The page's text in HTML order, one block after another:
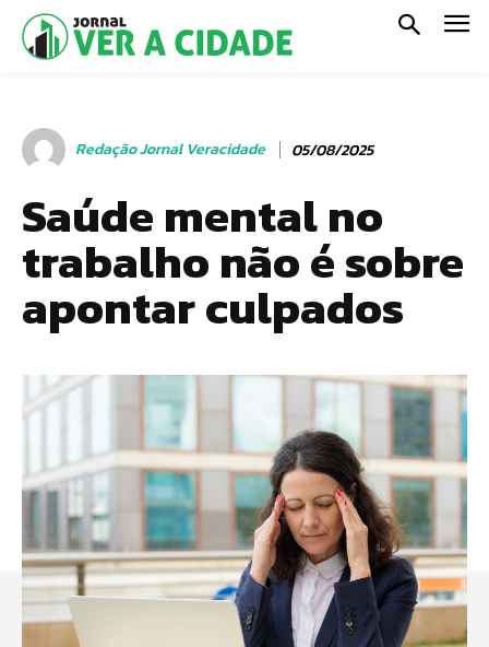
Redação Jornal Veracidade 05/08/2025
Saúde mental no
trabalho não é sobre
apontar culpados